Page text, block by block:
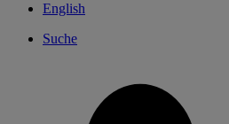
English
Suche